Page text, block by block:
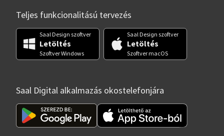
Teljes funkcionalitású tervezés
Saal Design szoftver
Letöltés
Szoftver Windows
Saal Design szoftver
Letöltés
Szoftver macOS
Saal Digital alkalmazás okostelefonjára